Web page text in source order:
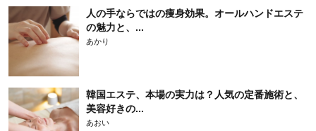
人の手ならではの痩身効果。オールハンドエステ
の魅力と、...
あかり
韓国エステ、本場の実力は？人気の定番施術と、
美容好きの...
あおい